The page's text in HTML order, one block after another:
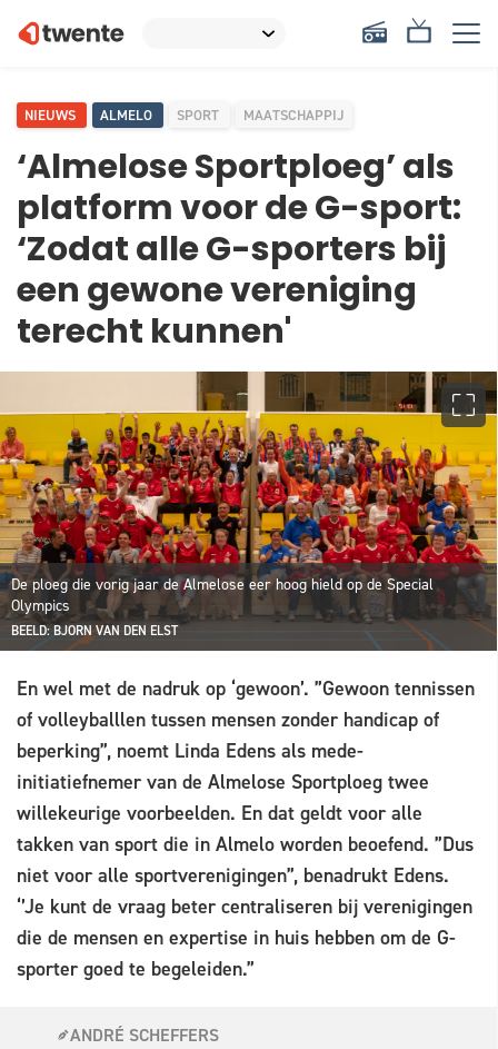
NIEUWS ALMELO SPORT MAATSCHAPPIJ
‘Almelose Sportploeg’ als
platform voor de G-sport:
‘Zodat alle G-sporters bij
een gewone vereniging
terecht kunnen'
De ploeg die vorig jaar de Almelose eer hoog hield op de Special
Olympics
BEELD: BJORN VAN DEN ELST
En wel met de nadruk op ‘gewoon’. ”Gewoon tennissen
of volleyballlen tussen mensen zonder handicap of
beperking”, noemt Linda Edens als mede-
initiatiefnemer van de Almelose Sportploeg twee
willekeurige voorbeelden. En dat geldt voor alle
takken van sport die in Almelo worden beoefend. ”Dus
niet voor alle sportverenigingen”, benadrukt Edens.
‘’Je kunt de vraag beter centraliseren bij verenigingen
die de mensen en expertise in huis hebben om de G-
sporter goed te begeleiden.”
ANDRÉ SCHEFFERS